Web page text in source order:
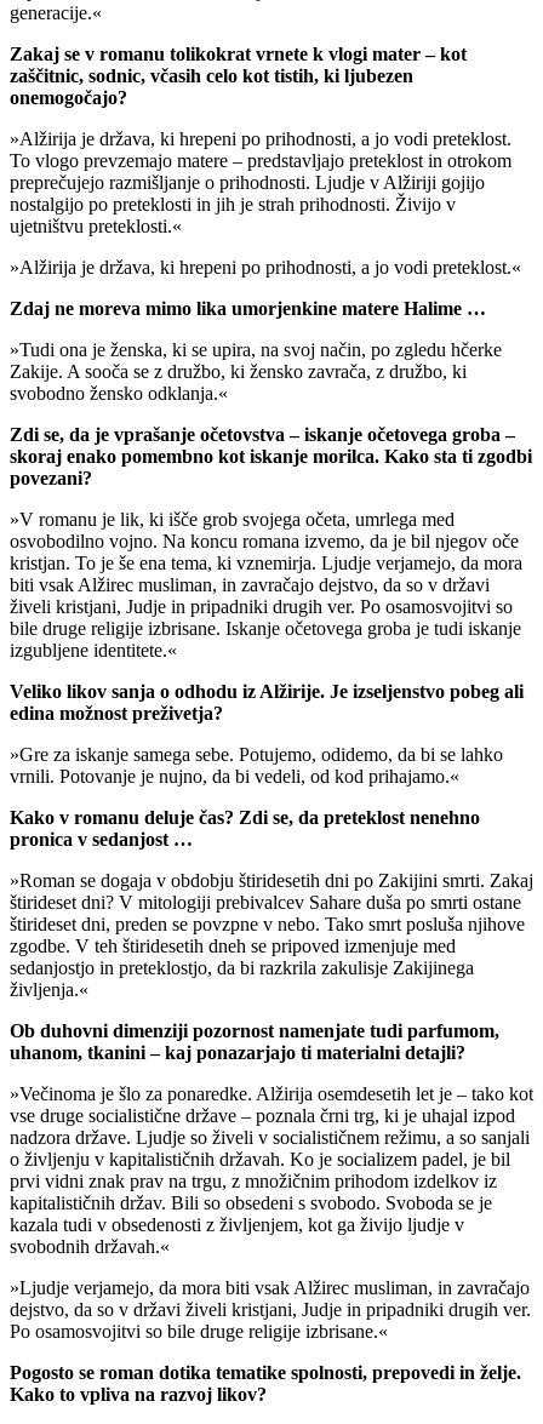
generacije.«
Zakaj se v romanu tolikokrat vrnete k vlogi mater – kot
zaščitnic, sodnic, včasih celo kot tistih, ki ljubezen
onemogočajo?
»Alžirija je država, ki hrepeni po prihodnosti, a jo vodi preteklost.
To vlogo prevzemajo matere – predstavljajo preteklost in otrokom
preprečujejo razmišljanje o prihodnosti. Ljudje v Alžiriji gojijo
nostalgijo po preteklosti in jih je strah prihodnosti. Živijo v
ujetništvu preteklosti.«
»Alžirija je država, ki hrepeni po prihodnosti, a jo vodi preteklost.«
Zdaj ne moreva mimo lika umorjenkine matere Halime …
»Tudi ona je ženska, ki se upira, na svoj način, po zgledu hčerke
Zakije. A sooča se z družbo, ki žensko zavrača, z družbo, ki
svobodno žensko odklanja.«
Zdi se, da je vprašanje očetovstva – iskanje očetovega groba –
skoraj enako pomembno kot iskanje morilca. Kako sta ti zgodbi
povezani?
»V romanu je lik, ki išče grob svojega očeta, umrlega med
osvobodilno vojno. Na koncu romana izvemo, da je bil njegov oče
kristjan. To je še ena tema, ki vznemirja. Ljudje verjamejo, da mora
biti vsak Alžirec musliman, in zavračajo dejstvo, da so v državi
živeli kristjani, Judje in pripadniki drugih ver. Po osamosvojitvi so
bile druge religije izbrisane. Iskanje očetovega groba je tudi iskanje
izgubljene identitete.«
Veliko likov sanja o odhodu iz Alžirije. Je izseljenstvo pobeg ali
edina možnost preživetja?
»Gre za iskanje samega sebe. Potujemo, odidemo, da bi se lahko
vrnili. Potovanje je nujno, da bi vedeli, od kod prihajamo.«
Kako v romanu deluje čas? Zdi se, da preteklost nenehno
pronica v sedanjost …
»Roman se dogaja v obdobju štiridesetih dni po Zakijini smrti. Zakaj
štirideset dni? V mitologiji prebivalcev Sahare duša po smrti ostane
štirideset dni, preden se povzpne v nebo. Tako smrt posluša njihove
zgodbe. V teh štiridesetih dneh se pripoved izmenjuje med
sedanjostjo in preteklostjo, da bi razkrila zakulisje Zakijinega
življenja.«
Ob duhovni dimenziji pozornost namenjate tudi parfumom,
uhanom, tkanini – kaj ponazarjajo ti materialni detajli?
»Večinoma je šlo za ponaredke. Alžirija osemdesetih let je – tako kot
vse druge socialistične države – poznala črni trg, ki je uhajal izpod
nadzora države. Ljudje so živeli v socialističnem režimu, a so sanjali
o življenju v kapitalističnih državah. Ko je socializem padel, je bil
prvi vidni znak prav na trgu, z množičnim prihodom izdelkov iz
kapitalističnih držav. Bili so obsedeni s svobodo. Svoboda se je
kazala tudi v obsedenosti z življenjem, kot ga živijo ljudje v
svobodnih državah.«
»Ljudje verjamejo, da mora biti vsak Alžirec musliman, in zavračajo
dejstvo, da so v državi živeli kristjani, Judje in pripadniki drugih ver.
Po osamosvojitvi so bile druge religije izbrisane.«
Pogosto se roman dotika tematike spolnosti, prepovedi in želje.
Kako to vpliva na razvoj likov?